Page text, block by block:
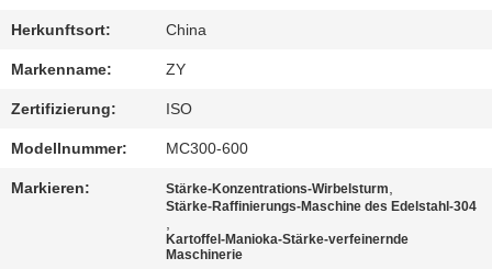
SIE
MIT
UNS
IN
VERBINDUNG
NACHRICHTEN
Herkunftsort: China
Markenname: ZY
Zertifizierung: ISO
Modellnummer: MC300-600
Markieren: Stärke-Konzentrations-Wirbelsturm,
Stärke-Raffinierungs-Maschine des Edelstahl-304
,
Kartoffel-Manioka-Stärke-verfeinernde
Maschinerie